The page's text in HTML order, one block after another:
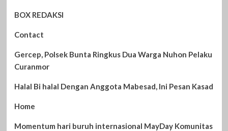
BOX REDAKSI
Contact
Gercep, Polsek Bunta Ringkus Dua Warga Nuhon Pelaku
Curanmor
Halal Bi halal Dengan Anggota Mabesad, Ini Pesan Kasad
Home
Momentum hari buruh internasional MayDay Komunitas